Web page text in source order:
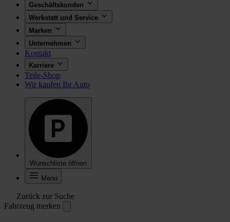
Geschäftskunden
Werkstatt und Service
Marken
Unternehmen
Kontakt
Karriere
Teile-Shop
Wir kaufen Ihr Auto
Wunschliste öffnen
Menü
Zurück zur Suche
Fahrzeug merken